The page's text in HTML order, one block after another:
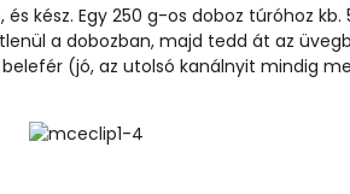
és kész. Egy 250 g-os doboz túróhoz
a dobozban, majd tedd át az
(jó, az utolsó kanálnyit mindig